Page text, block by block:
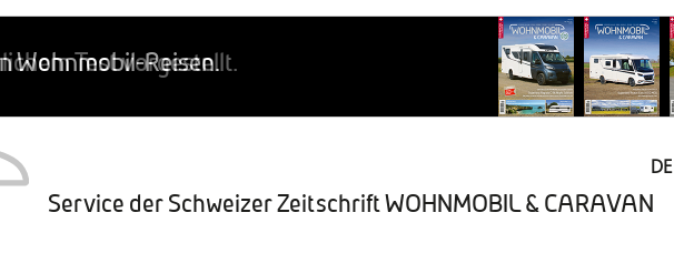
Service der Schweizer Zeitschrift WOHNMOBIL & CARAVAN
DE